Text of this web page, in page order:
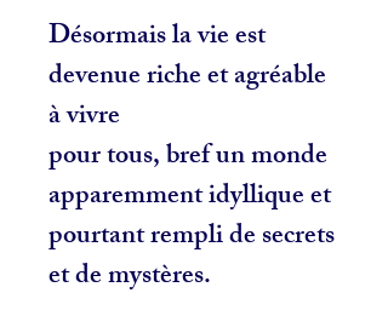
Désormais la vie est
devenue riche et agréable
à vivre
pour tous, bref un monde
apparemment idyllique et
pourtant rempli de secrets
et de mystères.